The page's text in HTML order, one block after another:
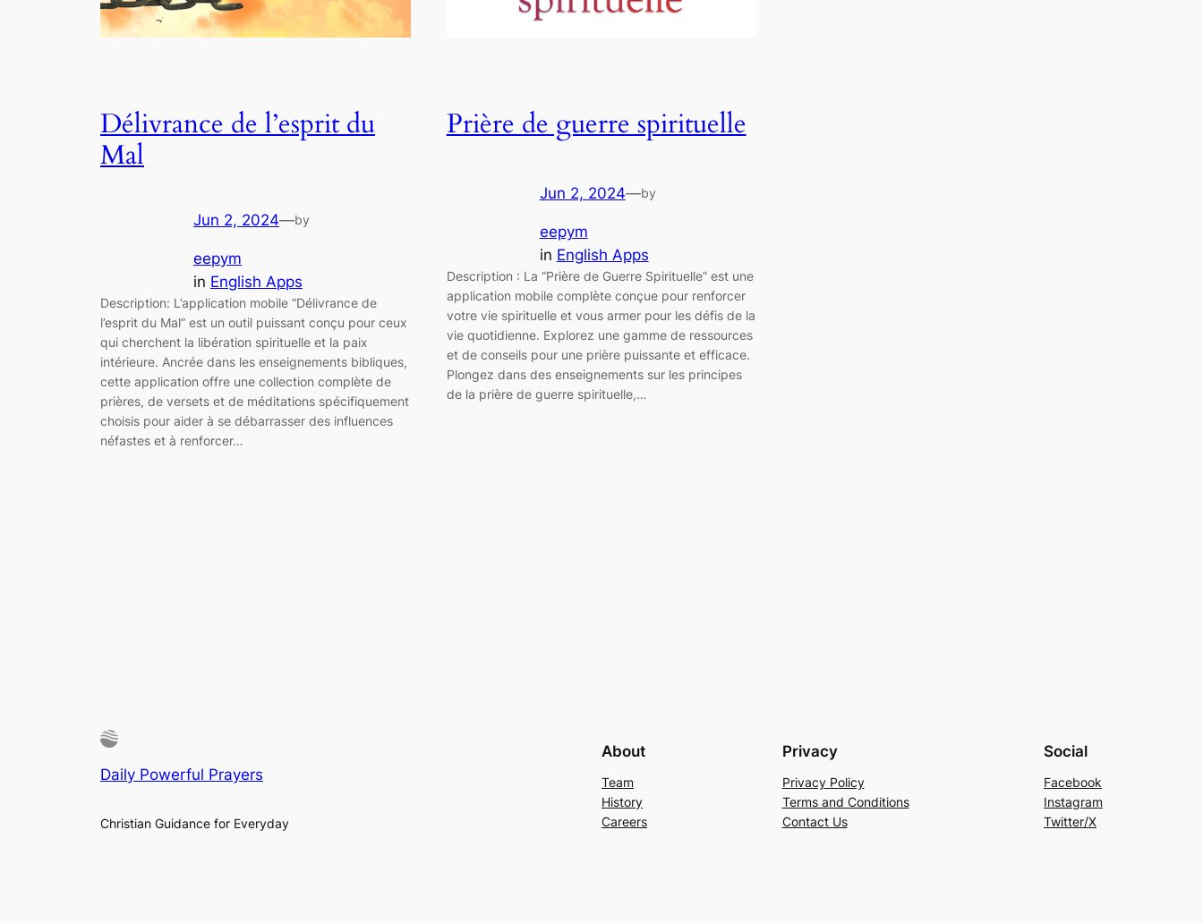
Délivrance de l’esprit du
Mal
Jun 2, 2024—by
eepym
in English Apps
Description: L’application mobile “Délivrance de
l’esprit du Mal” est un outil puissant conçu pour ceux
qui cherchent la libération spirituelle et la paix
intérieure. Ancrée dans les enseignements bibliques,
cette application offre une collection complète de
prières, de versets et de méditations spécifiquement
choisis pour aider à se débarrasser des influences
néfastes et à renforcer…
Prière de guerre spirituelle
Jun 2, 2024—by
eepym
in English Apps
Description : La “Prière de Guerre Spirituelle” est une
application mobile complète conçue pour renforcer
votre vie spirituelle et vous armer pour les défis de la
vie quotidienne. Explorez une gamme de ressources
et de conseils pour une prière puissante et efficace.
Plongez dans des enseignements sur les principes
de la prière de guerre spirituelle,…
Daily Powerful Prayers
Christian Guidance for Everyday
About
Team
History
Careers
Privacy
Privacy Policy
Terms and Conditions
Contact Us
Social
Facebook
Instagram
Twitter/X